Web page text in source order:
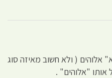
אלוהים ( ולא חשוב מאיזה סוג
אותו "אלוהים" .